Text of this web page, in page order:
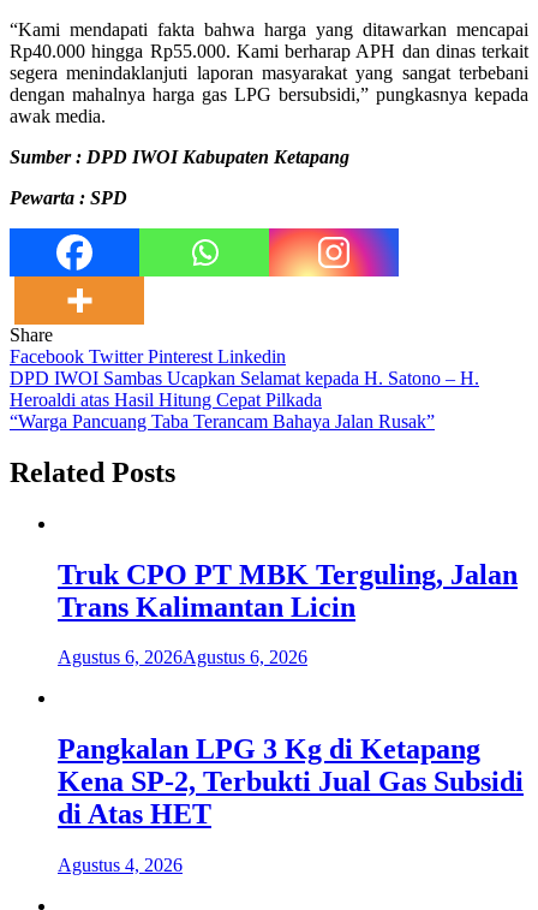
“Kami mendapati fakta bahwa harga yang ditawarkan mencapai
Rp40.000 hingga Rp55.000. Kami berharap APH dan dinas terkait
segera menindaklanjuti laporan masyarakat yang sangat terbebani
dengan mahalnya harga gas LPG bersubsidi,” pungkasnya kepada
awak media.
Sumber : DPD IWOI Kabupaten Ketapang
Pewarta : SPD
Share
Facebook TwitterPinterest Linkedin
Navigasi
pos
DPD IWOI Sambas Ucapkan Selamat kepada H. Satono – H.
Heroaldi atas Hasil Hitung Cepat Pilkada
“Warga Pancuang Taba Terancam Bahaya Jalan Rusak”
Related Posts
Truk CPO PT MBK Terguling, Jalan
Trans Kalimantan Licin
Agustus 6, 2026Agustus 6, 2026
Pangkalan LPG 3 Kg di Ketapang
Kena SP-2, Terbukti Jual Gas Subsidi
di Atas HET
Agustus 4, 2026